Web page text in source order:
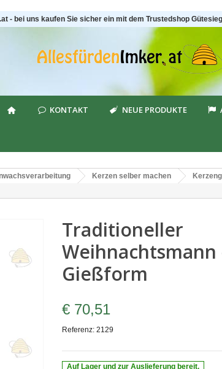
- bei uns kaufen Sie sicher ein mit dem Trustedshop
KONTAKT NEUE PRODUKTE
Kerzen selber machen
Traditioneller
Weihnachtsmann
Gießform
€ 70,51
Referenz: 2129
Auf Lager und zur Auslieferung bereit.